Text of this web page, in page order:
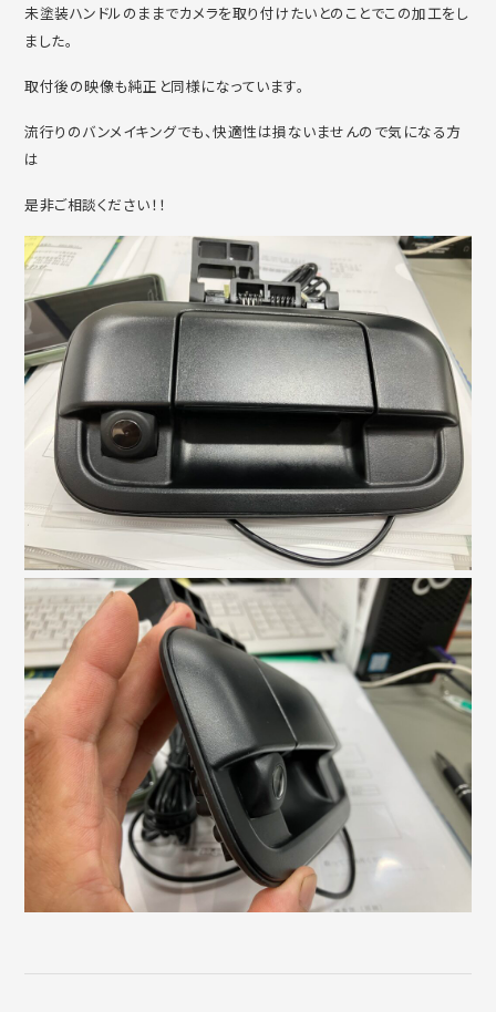
未塗装ハンドルのままでカメラを取り付けたいとのことでこの加工をし
ました。
取付後の映像も純正と同様になっています。
流行りのバンメイキングでも、快適性は損ないませんので気になる方
は
是非ご相談ください！！